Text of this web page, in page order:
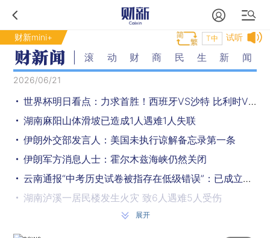
财新mini+ 试听
T中
滚动财商民生新闻
2026/06/21
世界杯明日看点：力求首胜！西班牙VS沙特 比利时VS伊朗
湖南麻阳山体滑坡已造成1人遇难1人失联
伊朗外交部发言人：美国未执行谅解备忘录第一条
伊朗军方消息人士：霍尔木兹海峡仍然关闭
云南通报“中考历史试卷被指存在低级错误”：已成立调查组，多人被停职，对命题组组长及成员追责问责
湖南泸溪一居民楼发生火灾 致6人遇难5人受伤
展开